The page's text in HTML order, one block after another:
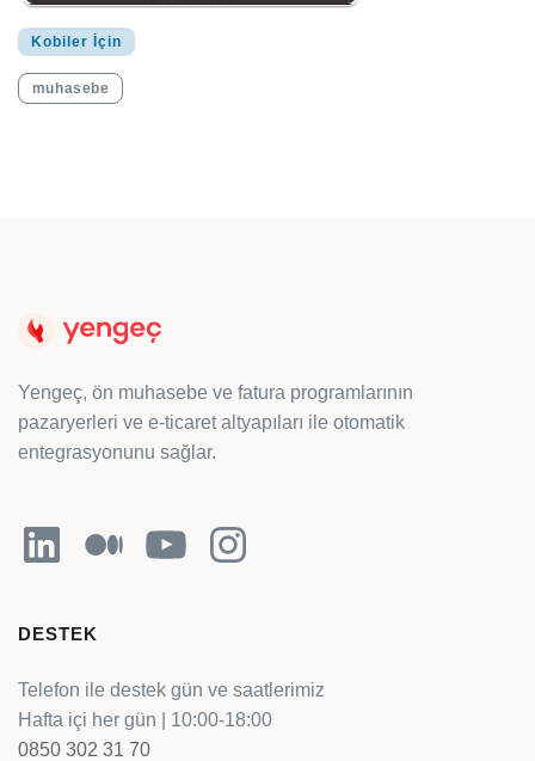
Kobiler İçin
muhasebe
Yengeç, ön muhasebe ve fatura programlarının
pazaryerleri ve e-ticaret altyapıları ile otomatik
entegrasyonunu sağlar.
LinkedInOrta YouTubeInstagram
DESTEK
Telefon ile destek gün ve saatlerimiz
Hafta içi her gün | 10:00-18:00
0850 302 31 70